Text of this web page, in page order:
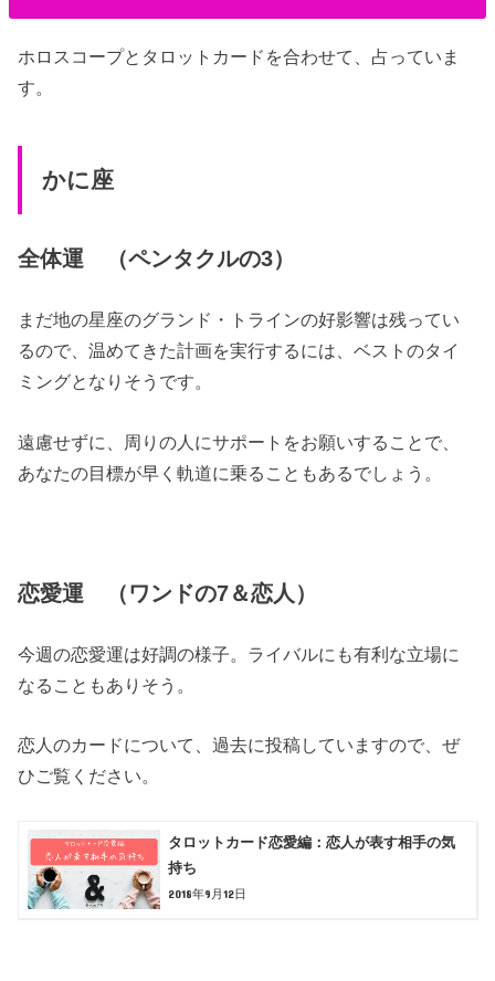
ホロスコープとタロットカードを合わせて、占っていま
す。
かに座
全体運 （ペンタクルの3）
まだ地の星座のグランド・トラインの好影響は残ってい
るので、温めてきた計画を実行するには、ベストのタイ
ミングとなりそうです。
遠慮せずに、周りの人にサポートをお願いすることで、
あなたの目標が早く軌道に乗ることもあるでしょう。
恋愛運 （ワンドの7＆恋人）
今週の恋愛運は好調の様子。ライバルにも有利な立場に
なることもありそう。
恋人のカードについて、過去に投稿していますので、ぜ
ひご覧ください。
タロットカード恋愛編：恋人が表す相手の気
持ち
2018年9月12日